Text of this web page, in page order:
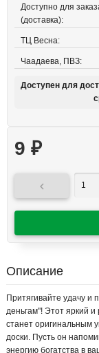
Доступно для
(доставка):
ТЦ Весна:
Чаадаева, ПВЗ:
Доступен для
9 ₽

Описание
Притягивайте удачу
деньгам"! Этот яркий
станет оригинальным
доски. Пусть он
энергию богатства в